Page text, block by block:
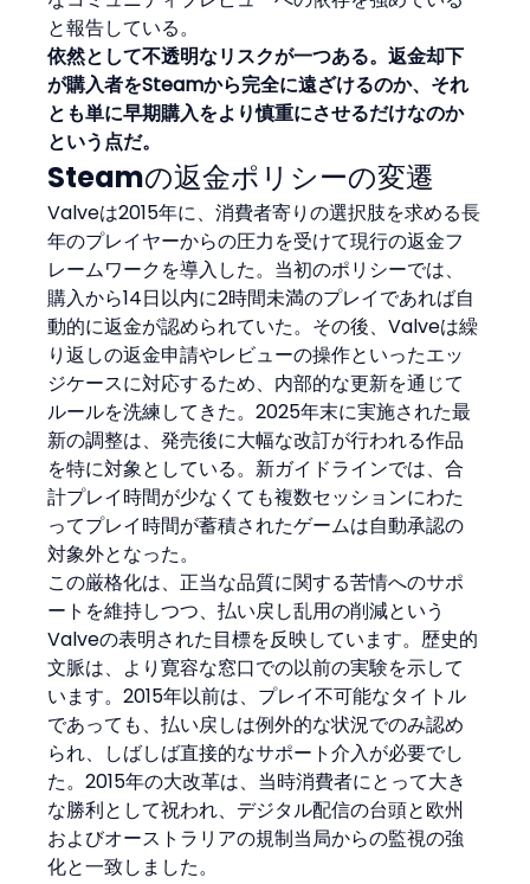
と報告している。
依然として不透明なリスクが一つある。返金却下
が購入者をSteamから完全に遠ざけるのか、それ
とも単に早期購入をより慎重にさせるだけなのか
という点だ。
Steamの返金ポリシーの変遷
Valveは2015年に、消費者寄りの選択肢を求める長
年のプレイヤーからの圧力を受けて現行の返金フ
レームワークを導入した。当初のポリシーでは、
購入から14日以内に2時間未満のプレイであれば自
動的に返金が認められていた。その後、Valveは繰
り返しの返金申請やレビューの操作といったエッ
ジケースに対応するため、内部的な更新を通じて
ルールを洗練してきた。2025年末に実施された最
新の調整は、発売後に大幅な改訂が行われる作品
を特に対象としている。新ガイドラインでは、合
計プレイ時間が少なくても複数セッションにわた
ってプレイ時間が蓄積されたゲームは自動承認の
対象外となった。
この厳格化は、正当な品質に関する苦情へのサポ
ートを維持しつつ、払い戻し乱用の削減という
Valveの表明された目標を反映しています。歴史的
文脈は、より寛容な窓口での以前の実験を示して
います。2015年以前は、プレイ不可能なタイトル
であっても、払い戻しは例外的な状況でのみ認め
られ、しばしば直接的なサポート介入が必要でし
た。2015年の大改革は、当時消費者にとって大き
な勝利として祝われ、デジタル配信の台頭と欧州
およびオーストラリアの規制当局からの監視の強
化と一致しました。